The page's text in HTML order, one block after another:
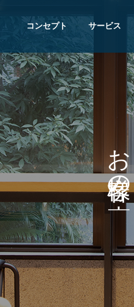
コンセプト サービス
お
の
。